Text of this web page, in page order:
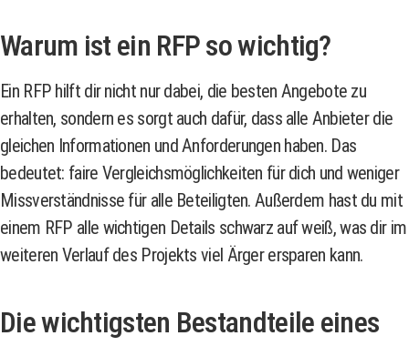
Warum ist ein RFP so wichtig?
Ein RFP hilft dir nicht nur dabei, die besten Angebote zu
erhalten, sondern es sorgt auch dafür, dass alle Anbieter die
gleichen Informationen und Anforderungen haben. Das
bedeutet: faire Vergleichsmöglichkeiten für dich und weniger
Missverständnisse für alle Beteiligten. Außerdem hast du mit
einem RFP alle wichtigen Details schwarz auf weiß, was dir im
weiteren Verlauf des Projekts viel Ärger ersparen kann.
Die wichtigsten Bestandteile eines